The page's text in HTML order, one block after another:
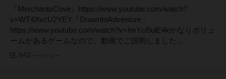
『MerchantsCove』https://www.youtube.com/watch?
v=WT4XvcU2YEY「DrawntoAdventure」
https://www.youtube.com/watch?v=ImYci5ulE4kかなりボリュ
ームがあるゲームなので、動画でご説明しました...